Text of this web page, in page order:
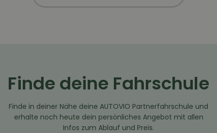
Finde deine Fahrschule
Finde in deiner Nähe deine AUTOVIO Partnerfahrschule und
erhalte noch heute dein persönliches Angebot mit allen
Infos zum Ablauf und Preis.